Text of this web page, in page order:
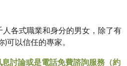
各式職業和身分的男女，除了有
可以信任的專家。
討論或是電話免費諮詢服務（約